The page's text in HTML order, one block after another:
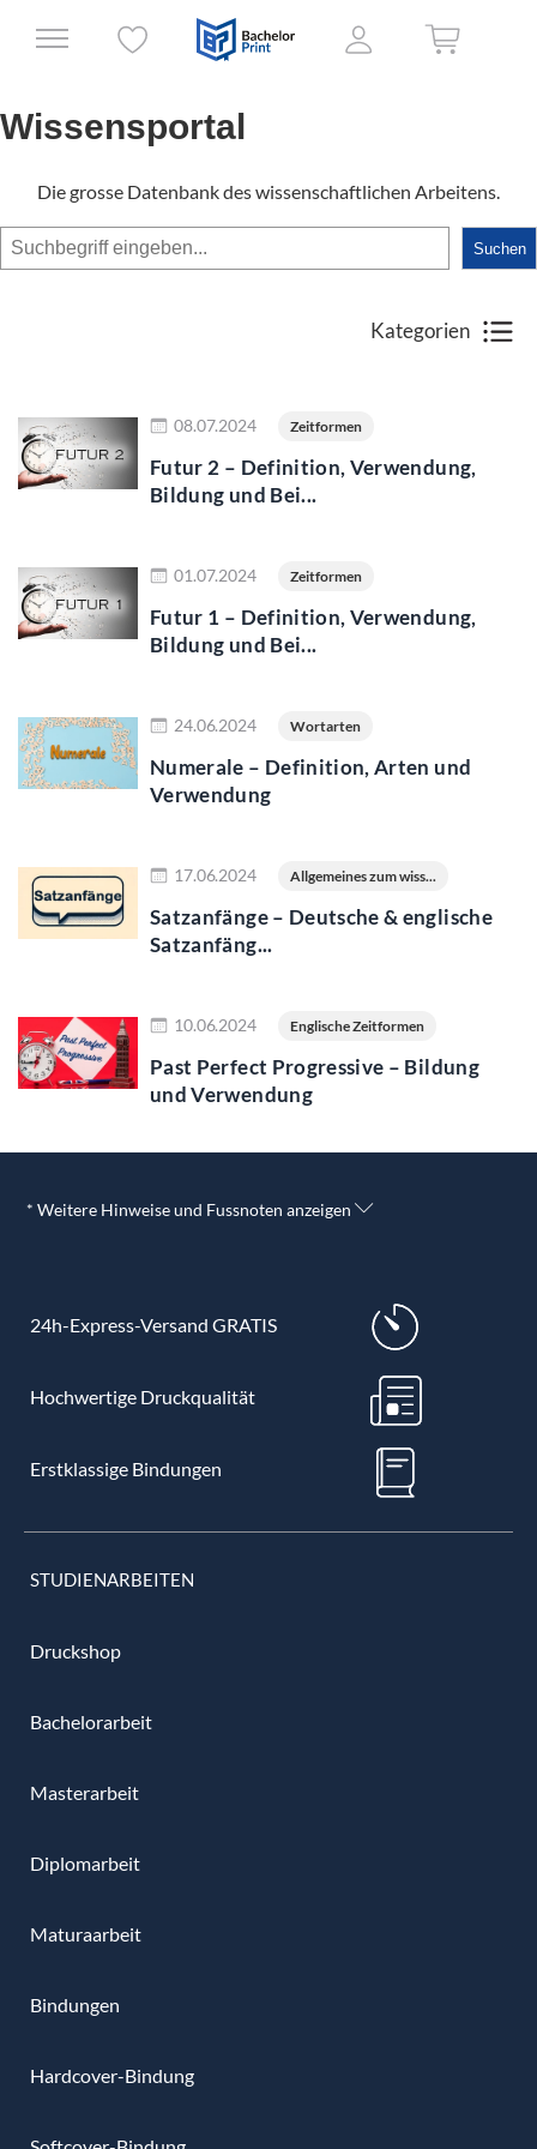
Wissensportal
Die grosse Datenbank des wissenschaftlichen Arbeitens.
Suchen Suchen
Kategorien
08.07.2024 Zeitformen
Futur 2 – Definition, Verwendung,
Bildung und Bei...
01.07.2024 Zeitformen
Futur 1 – Definition, Verwendung,
Bildung und Bei...
24.06.2024 Wortarten
Numerale – Definition, Arten und
Verwendung
17.06.2024 Allgemeines zum wiss...
Satzanfänge – Deutsche & englische
Satzanfäng...
10.06.2024 Englische Zeitformen
Past Perfect Progressive – Bildung
und Verwendung
* Weitere Hinweise und Fussnoten anzeigen
24h-Express-Versand GRATIS
Hochwertige Druckqualität
Erstklassige Bindungen
STUDIENARBEITEN
Druckshop
Bachelorarbeit
Masterarbeit
Diplomarbeit
Maturaarbeit
Bindungen
Hardcover-Bindung